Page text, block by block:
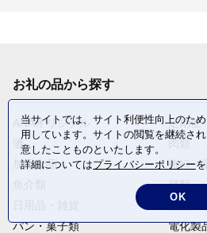
お礼の品から探す
ANAオリジナル
定期便
酒
肉類
加工食品
旅行・
麺類
パン・菓子類
電化製
当サイトでは、サイト利便性向上のた
用しています。サイトの閲覧を継続さ
意したことものといたします。
詳細についてはプライバシーポリシー
OK